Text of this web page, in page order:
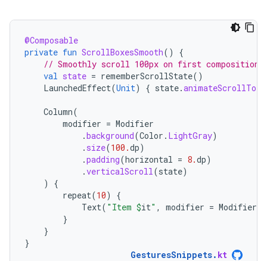
@Composable
private fun ScrollBoxesSmooth()
{
// Smoothly scroll 100px on first composition
val state = rememberScrollState()
LaunchedEffect(Unit) { state.animateScrollTo
Column(
modifier = Modifier
.background(Color . LightGray)
. size(100.dp)
.padding(horizontal = 8.dp)
.verticalScroll(state)
)
{
repeat(10)
{
Text( "Item $it" , modifier = Modifier
}
}
}
GesturesSnippets. kt